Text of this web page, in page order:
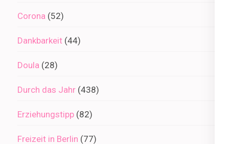
Corona (52)
Dankbarkeit (44)
Doula (28)
Durch das Jahr (438)
Erziehungstipp (82)
Freizeit in Berlin (77)